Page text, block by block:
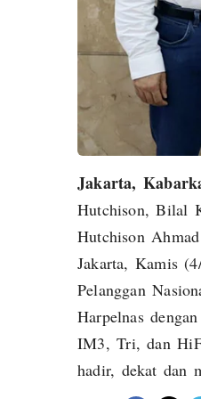
Jakarta,
Hutchison, Bilal
Hutchison
Jakarta, Kamis
Pelanggan
Harpelnas
IM3, Tri, dan
hadir, dekat dan